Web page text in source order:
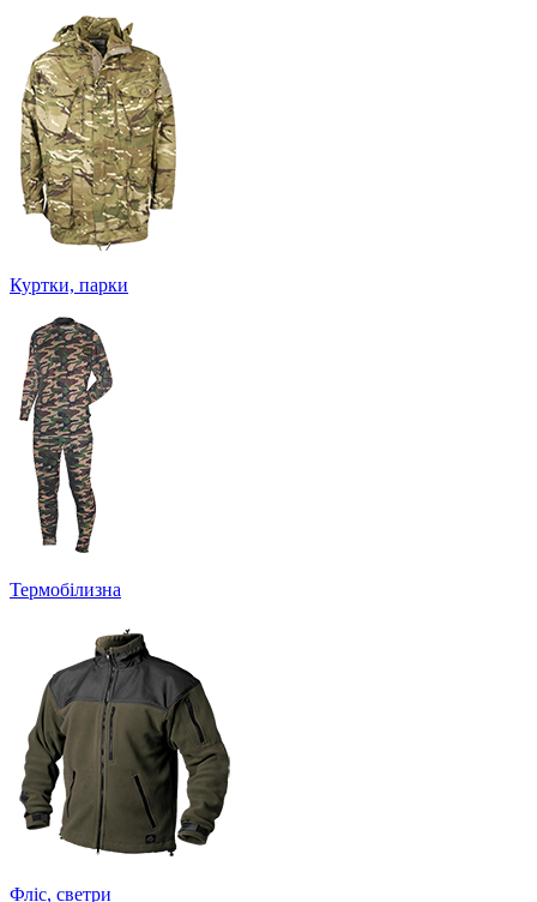
Куртки, парки
Термобілизна
Фліс, светри